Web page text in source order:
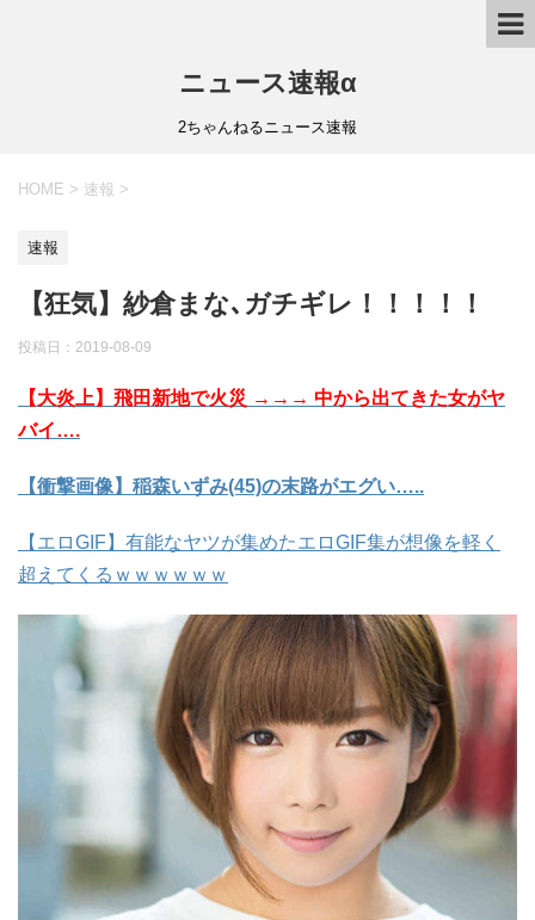
ニュース速報α
2ちゃんねるニュース速報
HOME > 速報 >
速報
【狂気】紗倉まな､ガチギレ！！！！！
投稿日： 2019-08-09
【大炎上】飛田新地で火災 →→→ 中から出てきた女がヤ
バイ….
【衝撃画像】稲森いずみ(45)の末路がエグい…..
【エロGIF】有能なヤツが集めたエロGIF集が想像を軽く
超えてくるｗｗｗｗｗｗ